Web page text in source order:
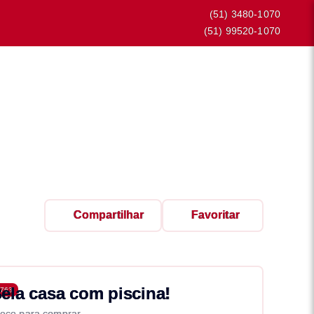
(51) 3480-1070
(51) 99520-1070
Compartilhar Favoritar
casa com piscina!